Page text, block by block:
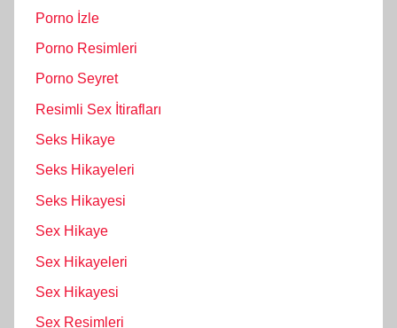
Porno İzle
Porno Resimleri
Porno Seyret
Resimli Sex İtirafları
Seks Hikaye
Seks Hikayeleri
Seks Hikayesi
Sex Hikaye
Sex Hikayeleri
Sex Hikayesi
Sex Resimleri